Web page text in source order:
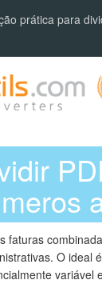
prática para
faturas
O ideal
variável